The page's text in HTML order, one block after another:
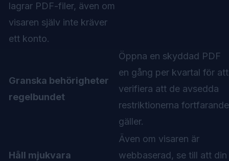
lagrar PDF-filer, även om
visaren själv inte kräver
ett konto.
Granska behörigheter
regelbundet
Öppna en skyddad PDF
en gång per kvartal för att
verifiera att de avsedda
restriktionerna fortfarande
gäller.
Håll mjukvara
Även om visaren är
webbaserad, se till att din